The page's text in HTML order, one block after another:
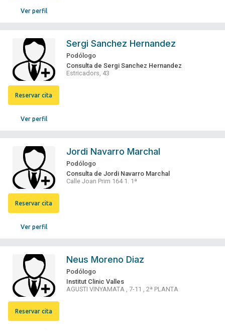
Ver perfil
Ver perfil
Reservar cita
Sergi Sanchez Hernandez
Podólogo
Consulta de Sergi Sanchez Hernandez
Estricadors, 43
Ver perfil
Reservar cita
Jordi Navarro Marchal
Podólogo
Consulta de Jordi Navarro Marchal
Calle Joan Prim 164 1. 1ª
Reservar cita
Neus Moreno Diaz
Podólogo
Institut Clinic Valles
AGUSTI VINYAMATA , 7-11 , 2ª PLANTA